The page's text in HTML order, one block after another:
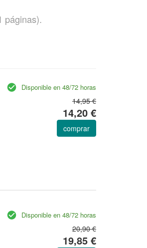
páginas).
Disponible en 48/72 horas
14,95 €
14,20 €
comprar
Disponible en 48/72 horas
20,90 €
19,85 €